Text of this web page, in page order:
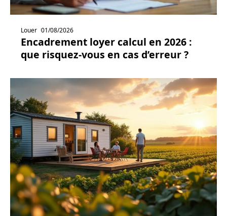
Louer 01/08/2026
Encadrement loyer calcul en 2026 :
que risquez-vous en cas d’erreur ?